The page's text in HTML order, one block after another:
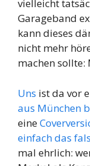
vielleicht
Garageband
kann dieses
nicht mehr
machen
Uns ist da vor
aus München
eine
einfach das
mal ehrlich: